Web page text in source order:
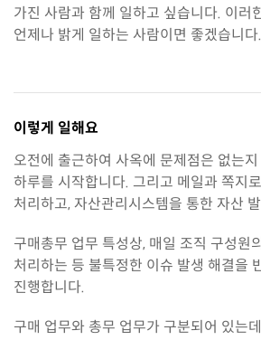
가진 사람과 함께 일하고 싶습니다. 이러
언제나 밝게 일하는 사람이면 좋겠습니다.
이렇게 일해요
오전에 출근하여 사옥에 문제점은 없는
하루를 시작합니다. 그리고 메일과 쪽지
처리하고, 자산관리시스템을 통한 자산
구매총무 업무 특성상, 매일 조직 구성원
처리하는 등 불특정한 이슈 발생 해결을
진행합니다.
구매 업무와 총무 업무가 구분되어 있는